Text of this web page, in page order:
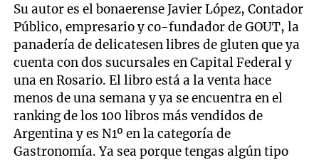
Su autor es el bonaerense Javier López, Contador
Público, empresario y co-fundador de GOUT, la
panadería de delicatesen libres de gluten que ya
cuenta con dos sucursales en Capital Federal y
una en Rosario. El libro está a la venta hace
menos de una semana y ya se encuentra en el
ranking de los 100 libros más vendidos de
Argentina y es N1º en la categoría de
Gastronomía. Ya sea porque tengas algún tipo